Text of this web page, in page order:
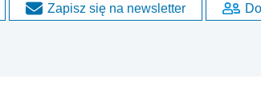
Zapisz się na newsletter